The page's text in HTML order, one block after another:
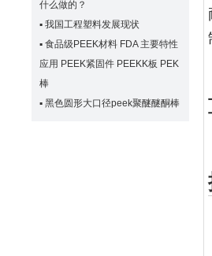
什么做的？
▪ 我国工程塑料发展现状
▪ 食品级PEEK材料 FDA 主要特性
应用 PEEK紧固件 PEEKK板 PEK
棒
▪ 黑色圆形大口径peek聚醚醚酮棒